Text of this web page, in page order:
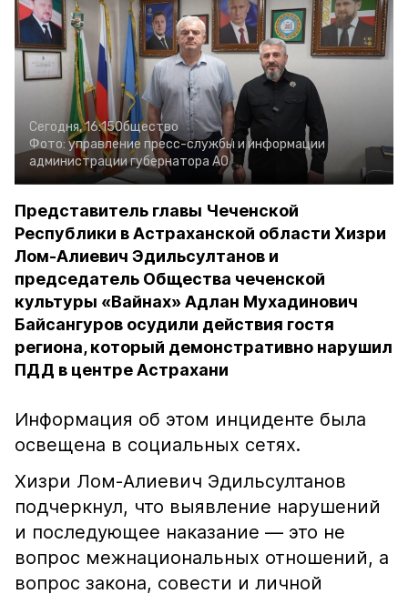
Сегодня, 16:15Общество
Фото: управление пресс-службы и информации
администрации губернатора АО
Представитель главы Чеченской
Республики в Астраханской области Хизри
Лом-Алиевич Эдильсултанов и
председатель Общества чеченской
культуры «Вайнах» Адлан Мухадинович
Байсангуров осудили действия гостя
региона, который демонстративно нарушил
ПДД в центре Астрахани
Информация об этом инциденте была
освещена в социальных сетях.
Хизри Лом-Алиевич Эдильсултанов
подчеркнул, что выявление нарушений
и последующее наказание — это не
вопрос межнациональных отношений, а
вопрос закона, совести и личной